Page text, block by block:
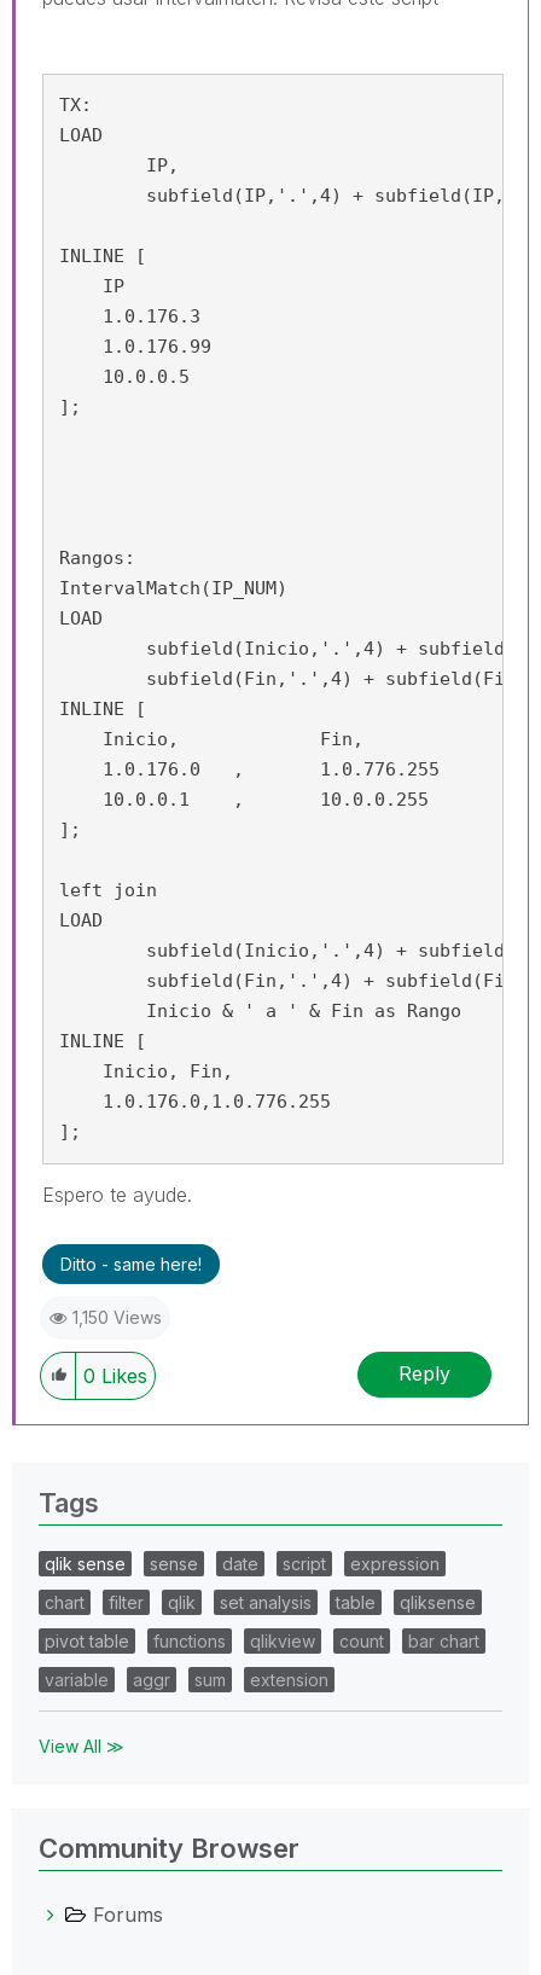
TX:
LOAD
INLINE [
    IP
    1.0.176.3
    1.0.176.99
    10.0.0.5
];
Rangos:
IntervalMatch(IP_NUM)
LOAD
INLINE [
    Inicio, 		Fin,
    1.0.176.0	,	1.0.776.255
    10.0.0.1	, 	10.0.0.255
];
left join
LOAD
INLINE [
    Inicio, Fin,
    1.0.176.0,1.0.776.255
];
Espero te ayude.
Ditto - same here!
1,150 Views
0 Likes Reply
Tags
qlik sense sense date script
expression
chart
filter qlik set analysis table
qliksense
pivot table
functions qlikview count
bar chart
variable
aggr sum extension
View All ≫
Community Browser
Forums